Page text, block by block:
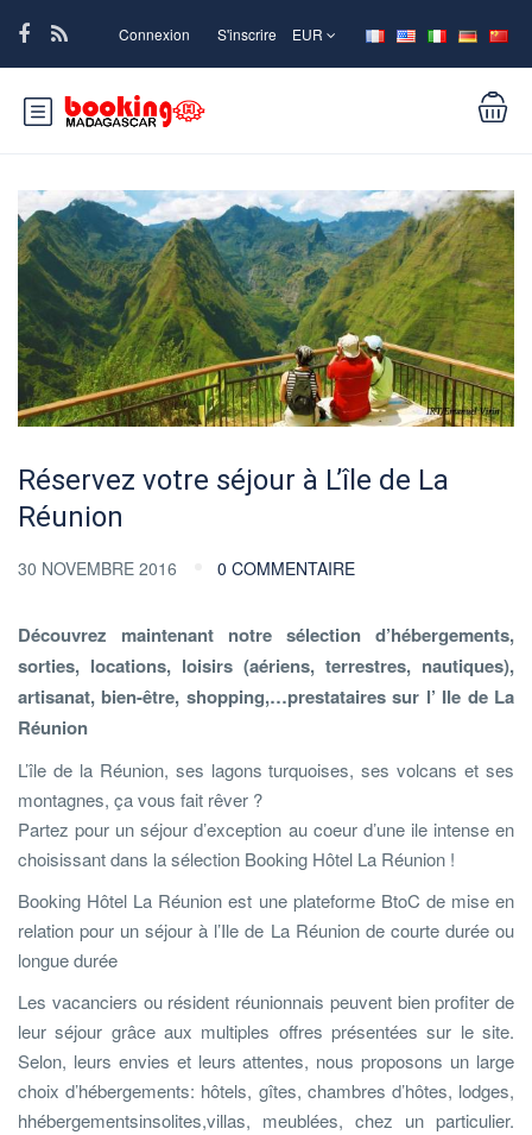
Connexion S'inscrire EUR
Réservez votre séjour à L’île de La
Réunion
30 NOVEMBRE 2016 0 COMMENTAIRE
Découvrez maintenant notre sélection d’hébergements,
sorties, locations, loisirs (aériens, terrestres, nautiques),
artisanat, bien-être, shopping,…prestataires sur l’ Ile de La
Réunion
L’île de la Réunion, ses lagons turquoises, ses volcans et ses
montagnes, ça vous fait rêver ?
Partez pour un séjour d’exception au coeur d’une ile intense en
choisissant dans la sélection Booking Hôtel La Réunion !
Booking Hôtel La Réunion est une plateforme BtoC de mise en
relation pour un séjour à l’Ile de La Réunion de courte durée ou
longue durée
Les vacanciers ou résident réunionnais peuvent bien profiter de
leur séjour grâce aux multiples offres présentées sur le site.
Selon, leurs envies et leurs attentes, nous proposons un large
choix d’hébergements: hôtels, gîtes, chambres d’hôtes, lodges,
hhébergementsinsolites,villas, meublées, chez un particulier.